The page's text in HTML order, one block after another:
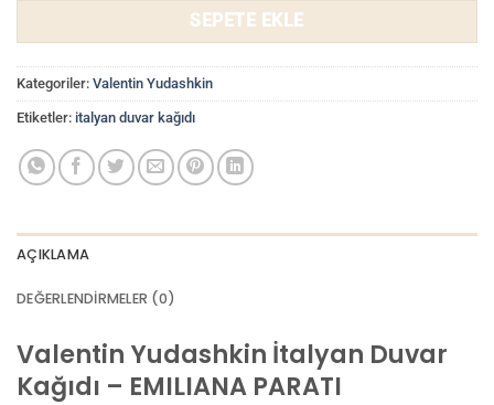
SEPETE EKLE
Kategoriler: Valentin Yudashkin
Etiketler: italyan duvar kağıdı
AÇIKLAMA
DEĞERLENDIRMELER (0)
Valentin Yudashkin İtalyan Duvar
Kağıdı – EMILIANA PARATI